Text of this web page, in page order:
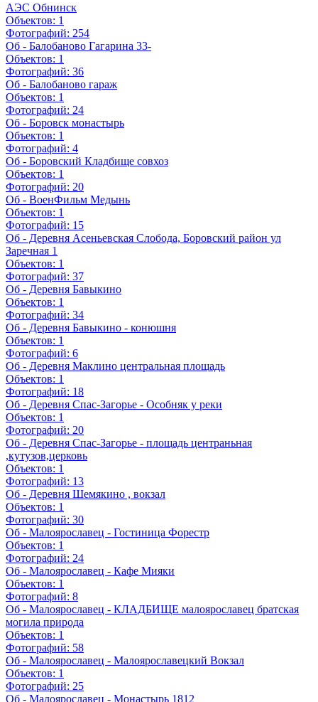
АЭС Обнинск
Объектов: 1
Фотографий: 254
Об - Балобаново Гагарина 33-
Объектов: 1
Фотографий: 36
Об - Балобаново гараж
Объектов: 1
Фотографий: 24
Об - Боровск монастырь
Объектов: 1
Фотографий: 4
Об - Боровский Кладбище совхоз
Объектов: 1
Фотографий: 20
Об - ВоенФильм Медынь
Объектов: 1
Фотографий: 15
Об - Деревня Асеньевская Слобода, Боровский район ул
Заречная 1
Объектов: 1
Фотографий: 37
Об - Деревня Бавыкино
Объектов: 1
Фотографий: 34
Об - Деревня Бавыкино - конюшня
Объектов: 1
Фотографий: 6
Об - Деревня Маклино центральная площадь
Объектов: 1
Фотографий: 18
Об - Деревня Спас-Загорье - Особняк у реки
Объектов: 1
Фотографий: 20
Об - Деревня Спас-Загорье - площадь центраньная
,кутузов,церковь
Объектов: 1
Фотографий: 13
Об - Деревня Шемякино , вокзал
Объектов: 1
Фотографий: 30
Об - Малоярославец - Гостиница Форестр
Объектов: 1
Фотографий: 24
Об - Малоярославец - Кафе Мияки
Объектов: 1
Фотографий: 8
Об - Малоярославец - КЛАДБИЩЕ малоярославец братская
могила природа
Объектов: 1
Фотографий: 58
Об - Малоярославец - Малоярославецкий Вокзал
Объектов: 1
Фотографий: 25
Об - Малоярославец - Монастырь 1812